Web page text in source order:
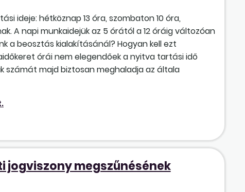
ideje: hétköznap 13 óra, szombaton 10 óra,
A napi munkaidejük az 5 órától a 12 óráig változóan
a beosztás kialakításánál? Hogyan kell ezt
órái nem elegendőek a nyitva tartási idő
számát majd biztosan meghaladja az általa
jogviszony megszűnésének